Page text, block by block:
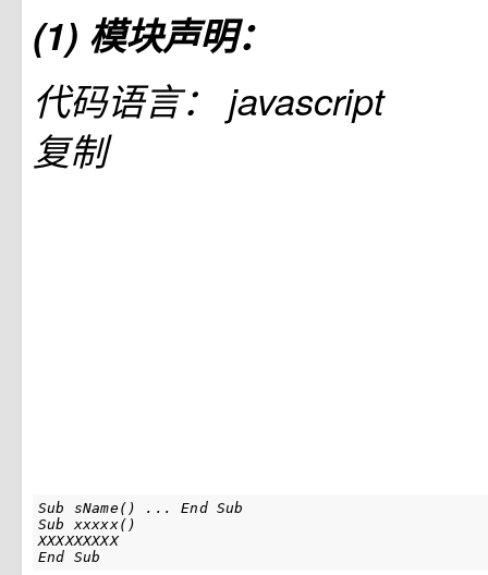
(1) 模块声明：
代码语言： javascript
复制
Sub sName() ... End Sub
Sub xxxxx()
XXXXXXXXX
End Sub